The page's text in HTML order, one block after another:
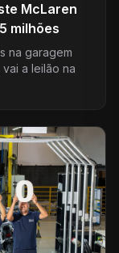
McLaren
milhões
na garagem
a leilão na